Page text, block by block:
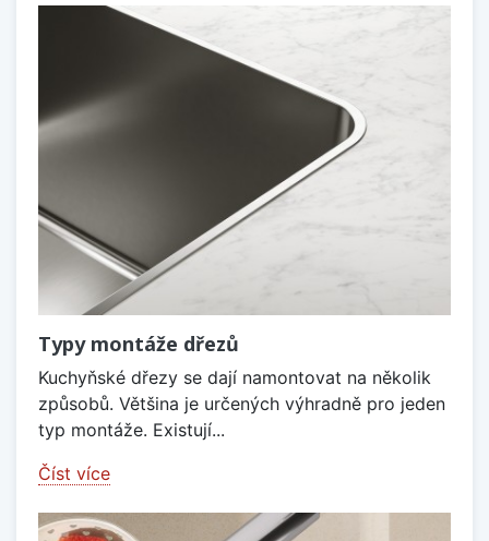
Typy montáže dřezů
Kuchyňské dřezy se dají namontovat na několik
způsobů. Většina je určených výhradně pro jeden
typ montáže. Existují...
Číst více